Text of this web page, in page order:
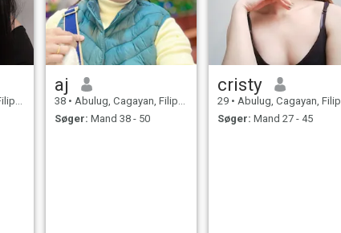
aj
38 • Abulug, Cagayan, Filippinerne
Søger: Mand 38 - 50
cristy
29 • Abulug, Cagayan, Filippinerne
Søger: Mand 27 - 45